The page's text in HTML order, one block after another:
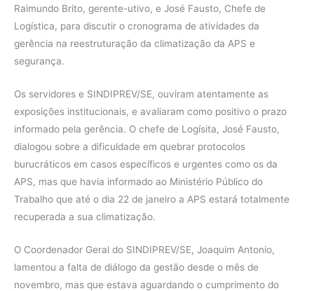
Raimundo Brito, gerente-utivo, e José Fausto, Chefe de
Logística, para discutir o cronograma de atividades da
gerência na reestruturação da climatização da APS e
segurança.
Os servidores e SINDIPREV/SE, ouviram atentamente as
exposições institucionais, e avaliaram como positivo o prazo
informado pela gerência. O chefe de Logísita, José Fausto,
dialogou sobre a dificuldade em quebrar protocolos
burucráticos em casos específicos e urgentes como os da
APS, mas que havia informado ao Ministério Público do
Trabalho que até o dia 22 de janeiro a APS estará totalmente
recuperada a sua climatização.
O Coordenador Geral do SINDIPREV/SE, Joaquim Antonio,
lamentou a falta de diálogo da gestão desde o mês de
novembro, mas que estava aguardando o cumprimento do